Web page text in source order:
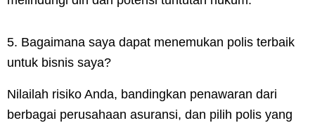
5. Bagaimana saya dapat menemukan polis terbaik
untuk bisnis saya?
Nilailah risiko Anda, bandingkan penawaran dari
berbagai perusahaan asuransi, dan pilih polis yang